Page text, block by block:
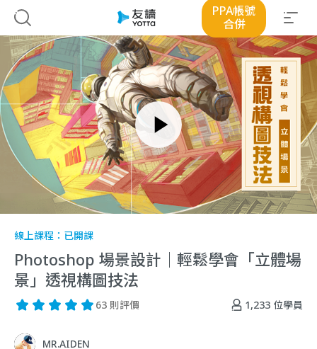
PPA帳號
合併
線上課程： 已開課
Photoshop 場景設計｜輕鬆學會「立體場
景」透視構圖技法
1,233 位學員
63 則評價
MR.AIDEN